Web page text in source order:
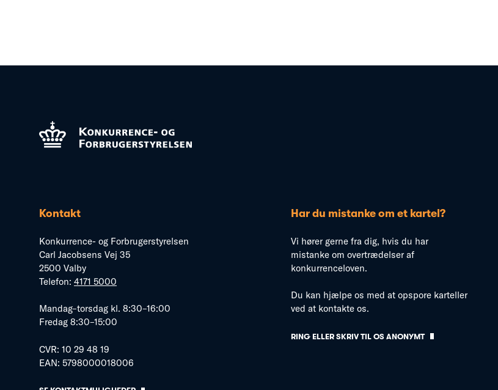
Kontakt
Konkurrence- og Forbrugerstyrelsen
Carl Jacobsens Vej 35
2500 Valby
Telefon: 4171 5000
Mandag–torsdag kl. 8:30–16:00
Fredag 8:30–15:00
CVR: 10 29 48 19
EAN: 5798000018006
Har du mistanke om et kartel?
Vi hører gerne fra dig, hvis du har
mistanke om overtrædelser af
konkurrenceloven.
Du kan hjælpe os med at opspore karteller
ved at kontakte os.
RING ELLER SKRIV TIL OS ANONYMT